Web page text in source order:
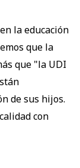
la educación
que la
que "la UDI
de sus hijos.
con